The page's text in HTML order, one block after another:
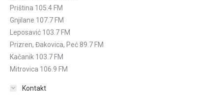
Priština 105.4 FM
Gnjilane 107.7 FM
Leposavić 103.7 FM
Prizren, Đakovica, Peć 89.7 FM
Kačanik 103.7 FM
Mitrovica 106.9 FM
Kontakt